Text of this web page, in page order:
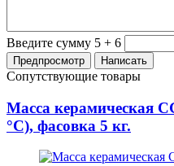
Введите сумму 5 + 6
Сопутствующие товары
Масса керамическая
°С), фасовка 5 кг.